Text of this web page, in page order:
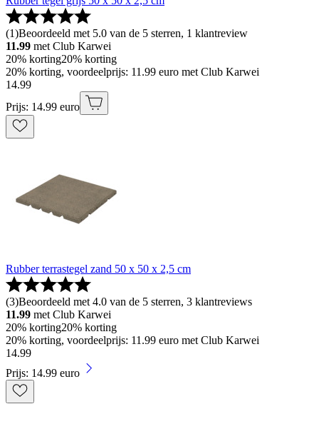
(1)Beoordeeld met 5.0 van de 5 sterren, 1 klantreview
11.99 met Club Karwei
20% korting20% korting
20% korting, voordeelprijs: 11.99 euro met Club Karwei
14.99
Prijs: 14.99 euro
Rubber terrastegel zand 50 x 50 x 2,5 cm
(3)Beoordeeld met 4.0 van de 5 sterren, 3 klantreviews
11.99 met Club Karwei
20% korting20% korting
20% korting, voordeelprijs: 11.99 euro met Club Karwei
14.99
Prijs: 14.99 euro